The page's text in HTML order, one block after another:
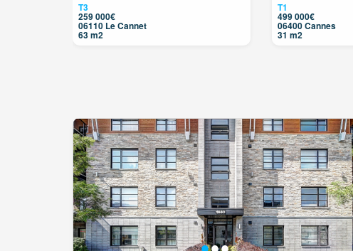
T3
259 000€
06110 Le Cannet
63 m2
T1
499 000€
06400 Cannes
31 m2